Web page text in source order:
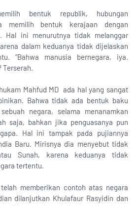
bentuk republik, hubungan
memilih bentuk kerajaan dengan
Hal ini menurutnya tidak melanggar
dalam keduanya tidak dijelaskan
“Bahwa manusia bernegara, iya.
Terserah.
Mahfud MD ada hal yang sangat
Bahwa tidak ada bentuk baku
negara, selama menanamkan
saja, bahkan jika penguasanya pun
Hal ini tampak pada pujiannya
Baru. Mirisnya dia menyebut tidak
Sunah, karena keduanya tidak
tertentu.
memberikan contoh atas negara
dilanjutkan Khulafaur Rasyidin dan